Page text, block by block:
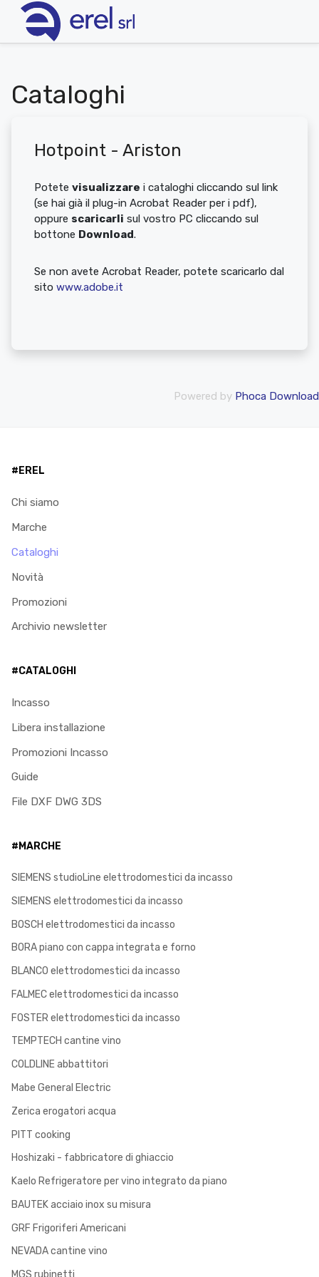
Cataloghi
Hotpoint - Ariston
Potete visualizzare i cataloghi cliccando sul link
(se hai già il plug-in Acrobat Reader per i pdf),
oppure scaricarli sul vostro PC cliccando sul
bottone Download.
Se non avete Acrobat Reader, potete scaricarlo dal
sito www.adobe.it
Powered by Phoca Download
#EREL
Chi siamo
Marche
Cataloghi
Novità
Promozioni
Archivio newsletter
#CATALOGHI
Incasso
Libera installazione
Promozioni Incasso
Guide
File DXF DWG 3DS
#MARCHE
SIEMENS studioLine elettrodomestici da incasso
SIEMENS elettrodomestici da incasso
BOSCH elettrodomestici da incasso
BORA piano con cappa integrata e forno
BLANCO elettrodomestici da incasso
FALMEC elettrodomestici da incasso
FOSTER elettrodomestici da incasso
TEMPTECH cantine vino
COLDLINE abbattitori
Mabe General Electric
Zerica erogatori acqua
PITT cooking
Hoshizaki - fabbricatore di ghiaccio
Kaelo Refrigeratore per vino integrato da piano
BAUTEK acciaio inox su misura
GRF Frigoriferi Americani
NEVADA cantine vino
MGS rubinetti